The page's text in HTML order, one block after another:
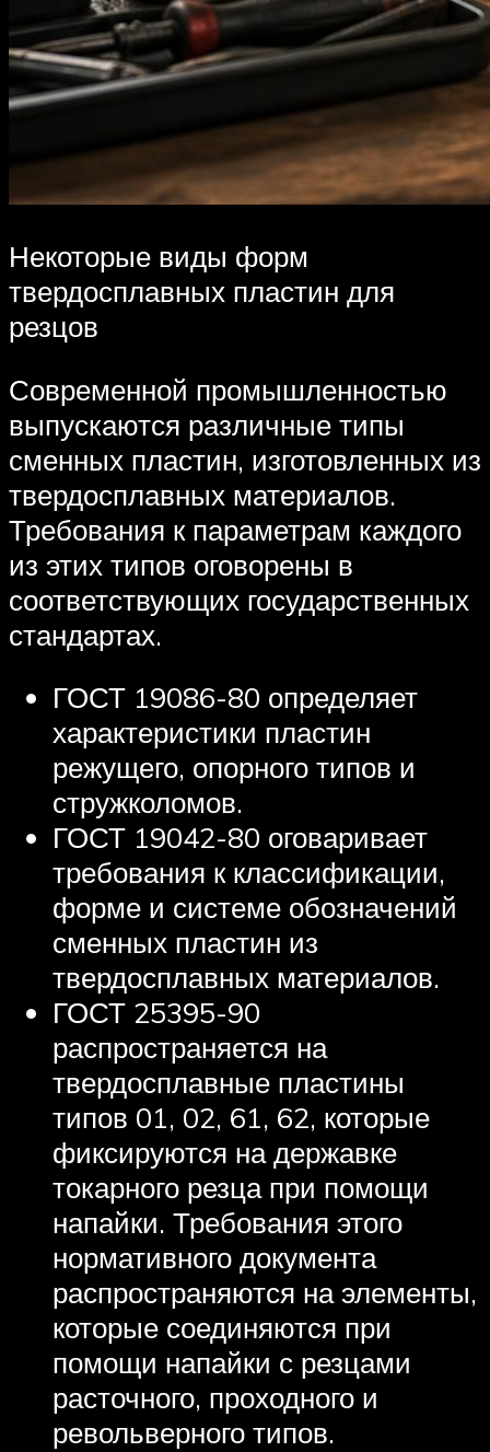
Некоторые виды форм
твердосплавных пластин для
резцов
Современной промышленностью
выпускаются различные типы
сменных пластин, изготовленных из
твердосплавных материалов.
Требования к параметрам каждого
из этих типов оговорены в
соответствующих государственных
стандартах.
ГОСТ 19086-80 определяет
характеристики пластин
режущего, опорного типов и
стружколомов.
ГОСТ 19042-80 оговаривает
требования к классификации,
форме и системе обозначений
сменных пластин из
твердосплавных материалов.
ГОСТ 25395-90
распространяется на
твердосплавные пластины
типов 01, 02, 61, 62, которые
фиксируются на державке
токарного резца при помощи
напайки. Требования этого
нормативного документа
распространяются на элементы,
которые соединяются при
помощи напайки с резцами
расточного, проходного и
револьверного типов.